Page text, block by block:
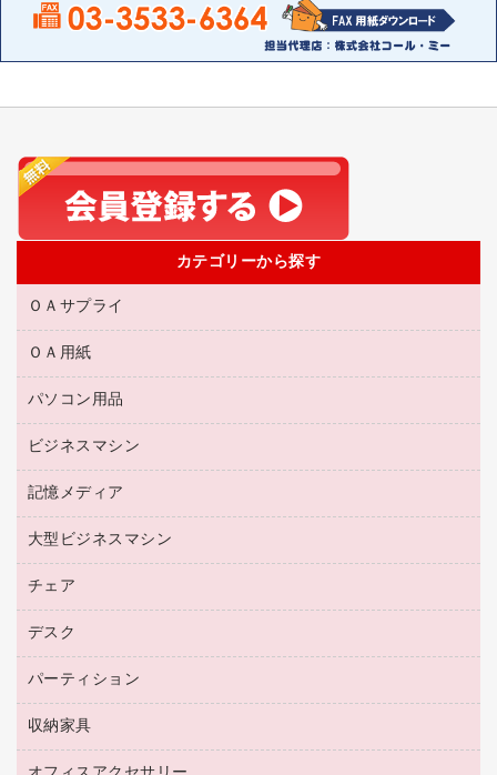
カテゴリーから探す
ＯＡサプライ
互換インクカートリッジ
リサイクルトナー（プール方式）
リサイクルインクカートリッジ
プリンタ用リボン
トナーカートリッジ
コピートナー
インクカートリッジ
ＯＡ用紙
名刺用紙
ワープロ用紙
ラベル用紙
プロッター用紙
ハガキ用紙
その他コピー用紙・プリンタ用紙
コピー用紙
インクジェットプリンタ用紙
パソコン用品
パソコン周辺機器
マウスパッド
マウス
パソコンバッグ／収納用品
ネットワーク／ＬＡＮ機器
ネットワーク／ＬＡＮアクセサリー
セキュリティ用品
スマートフォン／モバイル周辺機器
ビジネスマシン
電話機
レーザープリンタ／複合機
メモリーカード
プロジェクタ
ファクシミリ
デジタルカメラ
スキャナー
コピー機
記憶メディア
ブルーレイディスク
ＣＤ－ＲＷ
ＣＤ－Ｒ
メディア収納用品
大型ビジネスマシン
プリンタ
チェア
応接イス・ベンチ
オフィスチェア
デスク
ミーティングテーブル
デスク
カウンター
パーティション
ホワイトボード・黒板
収納家具